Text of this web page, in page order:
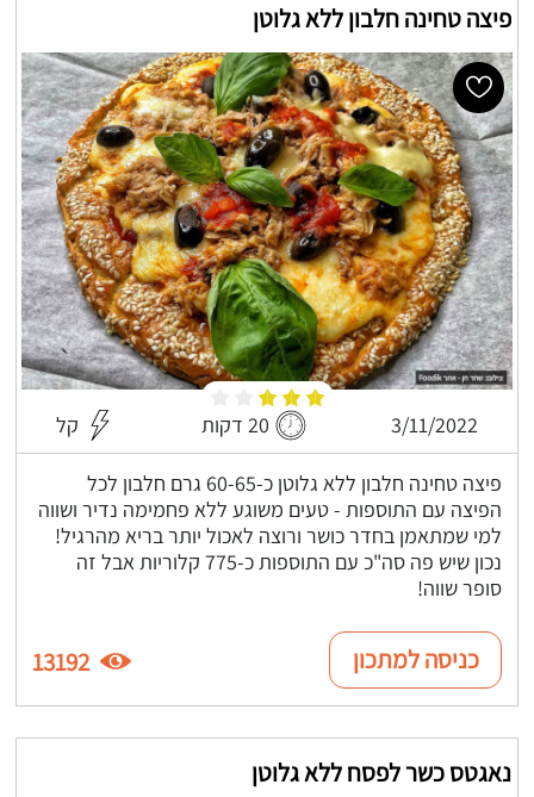
פיצה טחינה חלבון ללא גלוטן
3/11/2022 20 דקות קל
פיצה טחינה חלבון ללא גלוטן כ-60-65 גרם חלבון לכל
הפיצה עם התוספות - טעים משוגע ללא פחמימה נדיר ושווה
למי שמתאמן בחדר כושר ורוצה לאכול יותר בריא מהרגיל!
נכון שיש פה סה"כ עם התוספות כ-775 קלוריות אבל זה
סופר שווה!
כניסה למתכון 13192
נאגטס כשר לפסח ללא גלוטן